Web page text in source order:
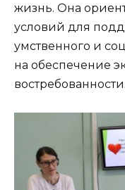
жизнь. Она
условий для
умственного и
на обеспечение
востребованности.